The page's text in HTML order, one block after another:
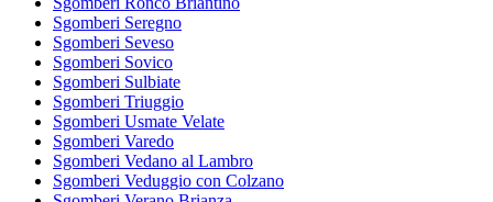
Sgomberi Seregno
Sgomberi Seveso
Sgomberi Sovico
Sgomberi Sulbiate
Sgomberi Triuggio
Sgomberi Usmate Velate
Sgomberi Varedo
Sgomberi Vedano al Lambro
Sgomberi Veduggio con Colzano